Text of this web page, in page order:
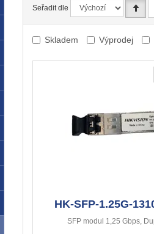
Seřadit dle
Skladem Výprodej
HK-SFP-1.25G-
SFP modul 1,25 Gbps,